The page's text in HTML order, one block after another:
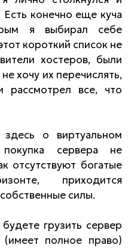
Есть конечно еще куча
я выбирал себе
короткий список не
хостеров, были
хочу их перечислять,
все, что
здесь о виртуальном
сервера не
отсутствуют богатые
приходится
силы.
грузить сервер
полное право)